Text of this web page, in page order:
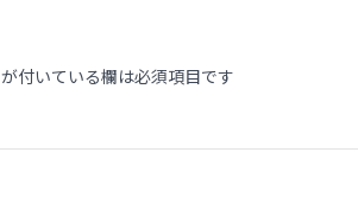
が付いている欄は必須項目です